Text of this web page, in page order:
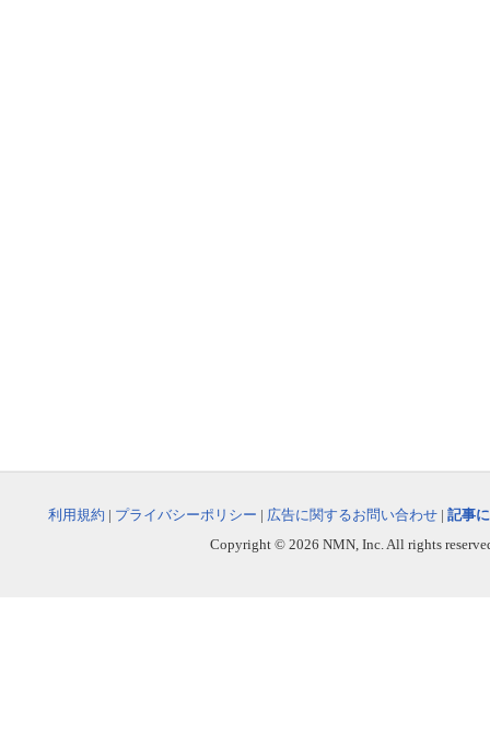
利用規約 | プライバシーポリシー | 広告に関するお問い合わせ | 記事
Copyright © 2026 NMN, Inc. All rights